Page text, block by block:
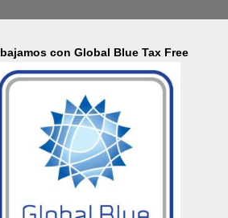
con Global Blue Tax Free